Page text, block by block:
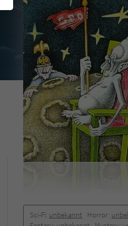
Sci-Fi: unbekannt Horror: